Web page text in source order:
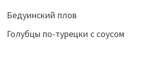
Бедуинский плов
Голубцы по-турецки с соусом